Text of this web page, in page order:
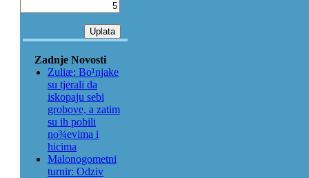
Zadnje Novosti
Zuliæ: Bo¹njake
su tjerali da
iskopaju sebi
grobove, a zatim
su ih pobili
no¾evima i
hicima
Malonogometni
turnir: Odziv